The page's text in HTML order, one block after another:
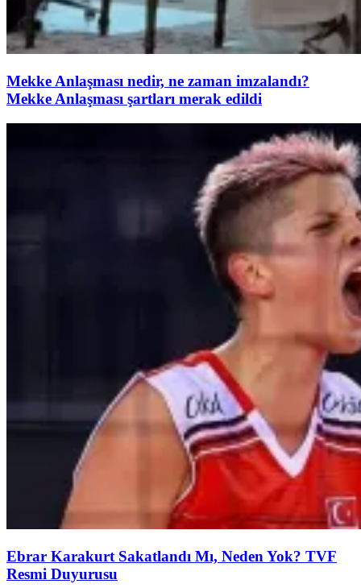
Mekke Anlaşması nedir, ne zaman imzalandı?
Mekke Anlaşması şartları merak edildi
Ebrar Karakurt Sakatlandı Mı, Neden Yok? TVF
Resmi Duyurusu